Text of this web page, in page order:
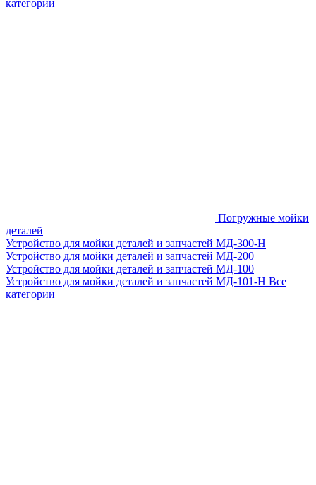
категории
Погружные мойки
деталей
Устройство для мойки деталей и запчастей МД-300-H
Устройство для мойки деталей и запчастей МД-200
Устройство для мойки деталей и запчастей МД-100
Устройство для мойки деталей и запчастей МД-101-Н Все
категории